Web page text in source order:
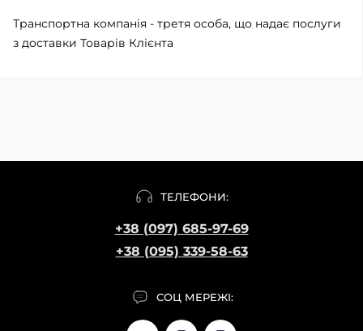
Транспортна компанія - третя особа, що надає послуги
з доставки Товарів Клієнта
ТЕЛЕФОНИ:
+38 (097) 685-97-69
+38 (095) 339-58-63
СОЦ МЕРЕЖІ: